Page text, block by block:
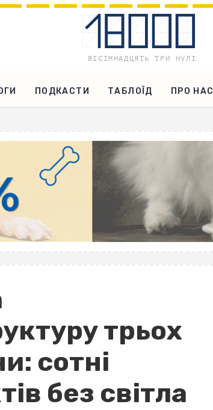
ПОДКАСТИ ТАБЛОЇД ПРО НАС
трьох
сотні
без світла